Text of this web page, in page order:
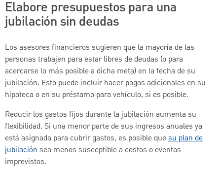
Elabore presupuestos para una
jubilación sin deudas
Los asesores financieros sugieren que la mayoría de las
personas trabajen para estar libres de deudas (o para
acercarse lo más posible a dicha meta) en la fecha de su
jubilación. Esto puede incluir hacer pagos adicionales en su
hipoteca o en su préstamo para vehículo, si es posible.
Reducir los gastos fijos durante la jubilación aumenta su
flexibilidad. Si una menor parte de sus ingresos anuales ya
está asignada para cubrir gastos, es posible quesu plan de
jubilaciónsea menos susceptible a costos o eventos
imprevistos.